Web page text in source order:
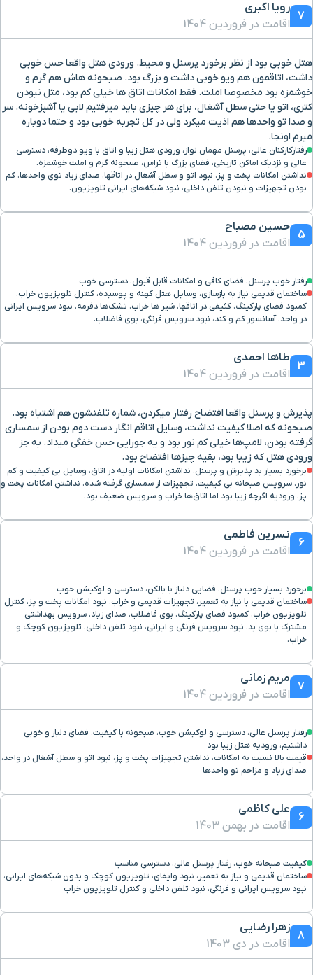
7
رویا اکبری
اقامت در فروردین 1404
هتل خوبی بود از نظر برخورد پرسنل و محیط. ورودی هتل واقعا حس خوبی
داشت، اتاقمون هم ویو خوبی داشت و بزرگ بود. صبحونه هاش هم گرم و
خوشمزه بود مخصوصا املت. فقط امکانات اتاق ها خیلی کم بود، مثل نبودن
کتری، اتو یا حتی سطل آشغال، برای هر چیزی باید میرفتیم لابی یا آشپزخونه. سر
و صدا تو واحدها هم اذیت میکرد ولی در کل تجربه خوبی بود و حتما دوباره
میرم اونجا.
رفتارکارکنان عالی، پرسنل مهمان نواز، ورودی هتل زیبا و اتاق با ویو دوطرفه، دسترسی
عالی و نزدیک اماکن تاریخی، فضای بزرگ با تراس، صبحونه گرم و املت خوشمزه.
نداشتن امکانات پخت و پز، نبود اتو و سطل آشغال در اتاقها، صدای زیاد توی واحدها، کم
بودن تجهیزات و نبودن تلفن داخلی، نبود شبکه‌های ایرانی تلویزیون.
5
حسین مصباح
اقامت در فروردین 1404
رفتار خوب پرسنل، فضای کافی و امکانات قابل قبول، دسترسی خوب
ساختمان قدیمی نیاز به بازسازی، وسایل هتل کهنه و پوسیده، کنترل تلویزیون خراب،
کمبود فضای پارکینگ، کثیفی در اتاقها، شیر ها خراب، تشک‌ها دفرمه، نبود سرویس ایرانی
در واحد، آسانسور کم و کند، نبود سرویس فرنگی، بوی فاضلاب.
3
طاها احمدی
اقامت در فروردین 1404
پذیرش و پرسنل واقعا افتضاح رفتار میکردن، شماره تلفنشون هم اشتباه بود.
صبحونه که اصلا کیفیت نداشت، وسایل اتاقم انگار دست دوم بودن از سمساری
گرفته بودن، لامپ‌ها خیلی کم نور بود و یه جورایی حس خفگی میداد. به جز
ورودی هتل که زیبا بود، بقیه چیزها افتضاح بود.
برخورد بسیار بد پذیرش و پرسنل، نداشتن امکانات اولیه در اتاق، وسایل بی کیفیت و کم
نور، سرویس صبحانه بی کیفیت، تجهیزات از سمساری گرفته شده، نداشتن امکانات پخت و
پز، ورودیه اگرچه زیبا بود اما اتاق‌ها خراب و سرویس ضعیف بود.
6
نسرین فاطمی
اقامت در فروردین 1404
برخورد بسیار خوب پرسنل، فضایی دلباز با بالکن، دسترسی و لوکیشن خوب
ساختمان قدیمی با نیاز به تعمیر، تجهیزات قدیمی و خراب، نبود امکانات پخت و پز، کنترل
تلویزیون خراب، کمبود فضای پارکینگ، بوی فاضلاب، صدای زیاد، سرویس بهداشتی
مشترک با بوی بد، نبود سرویس فرنگی و ایرانی، نبود تلفن داخلی، تلویزیون کوچک و
خراب.
7
مریم زمانی
اقامت در فروردین 1404
رفتار پرسنل عالی، دسترسی و لوکیشن خوب، صبحونه با کیفیت، فضای دلباز و خوبی
داشتیم، ورودیه هتل زیبا بود
قیمت بالا نسبت به امکانات، نداشتن تجهیزات پخت و پز، نبود اتو و سطل آشغال در واحد،
صدای زیاد و مزاحم تو واحدها
6
علی کاظمی
اقامت در بهمن 1403
کیفیت صبحانه خوب، رفتار پرسنل عالی، دسترسی مناسب
ساختمان قدیمی و نیاز به تعمیر، نبود وایفای، تلویزیون کوچک و بدون شبکه‌های ایرانی،
نبود سرویس ایرانی و فرنگی، نبود تلفن داخلی و کنترل تلویزیون خراب
8
زهرا رضایی
اقامت در دی 1403